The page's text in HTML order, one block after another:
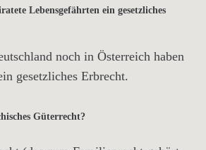
Lebensgefährten ein gesetzliches
noch in Österreich haben
gesetzliches Erbrecht.
Güterrecht?